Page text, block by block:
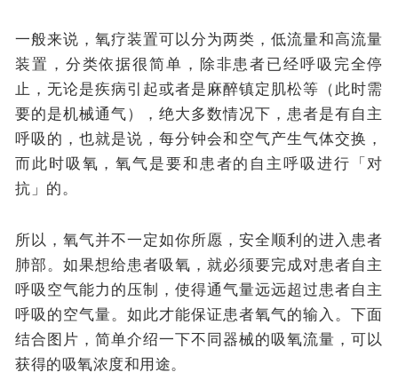
一般来说，氧疗装置可以分为两类，低流量和高流量
装置，分类依据很简单，除非患者已经呼吸完全停
止，无论是疾病引起或者是麻醉镇定肌松等（此时需
要的是机械通气），绝大多数情况下，患者是有自主
呼吸的，也就是说，每分钟会和空气产生气体交换，
而此时吸氧，氧气是要和患者的自主呼吸进行「对
抗」的。
所以，氧气并不一定如你所愿，安全顺利的进入患者
肺部。如果想给患者吸氧，就必须要完成对患者自主
呼吸空气能力的压制，使得通气量远远超过患者自主
呼吸的空气量。如此才能保证患者氧气的输入。下面
结合图片，简单介绍一下不同器械的吸氧流量，可以
获得的吸氧浓度和用途。